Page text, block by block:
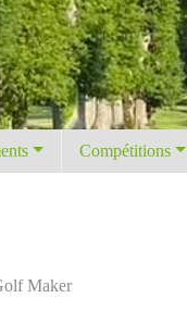
Compétitions
Maker